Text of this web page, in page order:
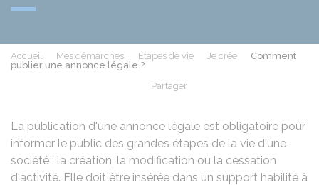
Accueil Mes démarches Étapes de vie Je crée
Comment
publier une annonce légale ?
Partager
La publication d'une annonce légale est obligatoire pour
informer le public des grandes étapes de la vie d'une
société : la création, la modification ou la cessation
d'activité. Elle doit être insérée dans un support habilité à